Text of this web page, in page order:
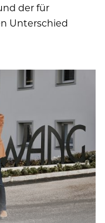
der für
Unterschied